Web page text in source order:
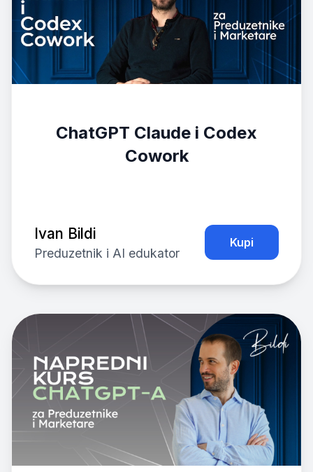
ChatGPT Claude i Codex
Cowork
Ivan Bildi
Preduzetnik i AI edukator
Kupi